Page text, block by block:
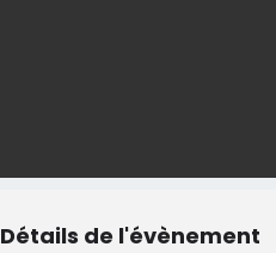
Détails de l'évènement